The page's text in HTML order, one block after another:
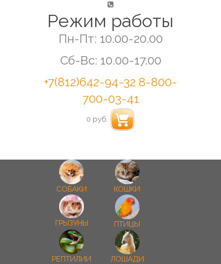
Режим работы
Пн-Пт: 10.00-20.00
Сб-Вс: 10.00-17.00
+7(812)642-94-32 8-800-
700-03-41
0 руб.
СОБАКИ КОШКИ
ГРЫЗУНЫ ПТИЦЫ
РЕПТИЛИИ ЛОШАДИ